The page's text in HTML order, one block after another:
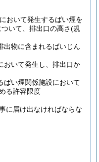
おいて発生するばい煙を
いて、排出口の高さ(規
出物に含まれるばいじん
おいて発生し、排出口か
ばい煙関係施設において
る許容限度
に届け出なければならな